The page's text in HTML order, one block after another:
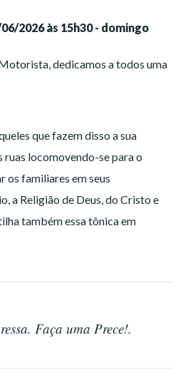
2026 às 15h30 - domingo
dedicamos a todos uma
que fazem disso a sua
ruas locomovendo-se para o
os familiares em seus
a Religião de Deus, do Cristo e
também essa tônica em
Faça uma Prece!.